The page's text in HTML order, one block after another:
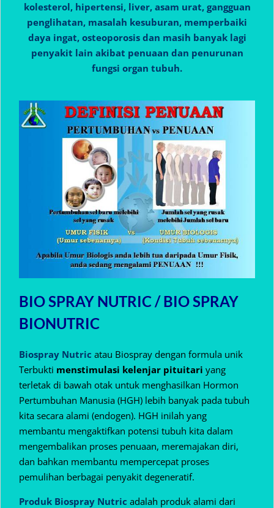
kolesterol, hipertensi, liver, asam urat, gangguan
penglihatan, masalah kesuburan, memperbaiki
daya ingat, osteoporosis dan masih banyak lagi
penyakit lain akibat penuaan dan penurunan
fungsi organ tubuh.
BIO SPRAY NUTRIC / BIO SPRAY
BIONUTRIC
Biospray Nutric atau Biospray dengan formula unik
Terbukti menstimulasi kelenjar pituitari yang
terletak di bawah otak untuk menghasilkan Hormon
Pertumbuhan Manusia (HGH) lebih banyak pada tubuh
kita secara alami (endogen). HGH inilah yang
membantu mengaktifkan potensi tubuh kita dalam
mengembalikan proses penuaan, meremajakan diri,
dan bahkan membantu mempercepat proses
pemulihan berbagai penyakit degeneratif.
Produk Biospray Nutric adalah produk alami dari